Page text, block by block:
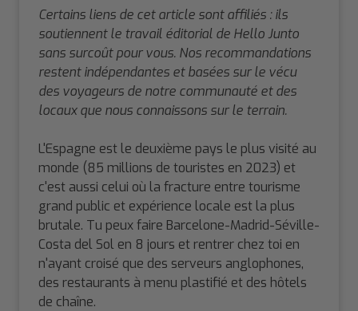
Certains liens de cet article sont affiliés : ils
soutiennent le travail éditorial de Hello Junto
sans surcoût pour vous. Nos recommandations
restent indépendantes et basées sur le vécu
des voyageurs de notre communauté et des
locaux que nous connaissons sur le terrain.
L'Espagne est le deuxième pays le plus visité au
monde (85 millions de touristes en 2023) et
c'est aussi celui où la fracture entre tourisme
grand public et expérience locale est la plus
brutale. Tu peux faire Barcelone-Madrid-Séville-
Costa del Sol en 8 jours et rentrer chez toi en
n'ayant croisé que des serveurs anglophones,
des restaurants à menu plastifié et des hôtels
de chaîne.